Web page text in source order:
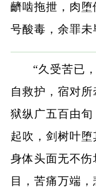
䶩啮拖抴，肉
号酸毒，余罪未
“久受苦已
自救护，宿对
狱纵广五百由
起吹，剑树叶堕
身体头面无不
目，苦痛万端